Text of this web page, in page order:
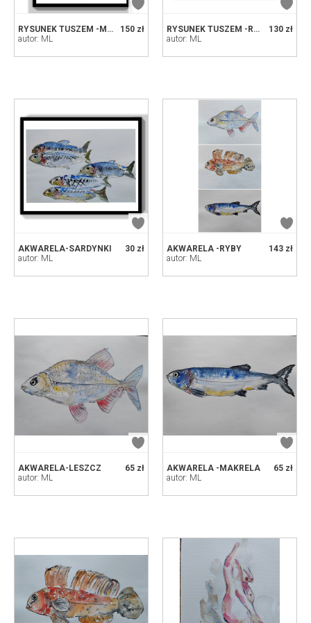
150 zł
RYSUNEK TUSZEM -MALWY
autor: ML
130 zł
RYSUNEK TUSZEM -RYBY
autor: ML
30 zł
AKWARELA-SARDYNKI
autor: ML
143 zł
AKWARELA -RYBY
autor: ML
65 zł
AKWARELA-LESZCZ
autor: ML
65 zł
AKWARELA -MAKRELA
autor: ML